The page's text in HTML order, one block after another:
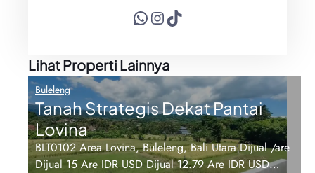
WhatsApp Instagram TikTok
Lihat Properti Lainnya
Buleleng
Tanah Strategis Dekat Pantai
Lovina
BLT0102 Area Lovina, Buleleng, Bali Utara Dijual /are
Dijual 15 Are IDR USD Dijual 12.79 Are IDR USD…